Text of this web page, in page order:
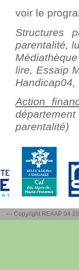
voir le
Structures
parentalité,
lire, Essaip
Handicap04,
Action
parentalité)
— Copyright REAAP 04